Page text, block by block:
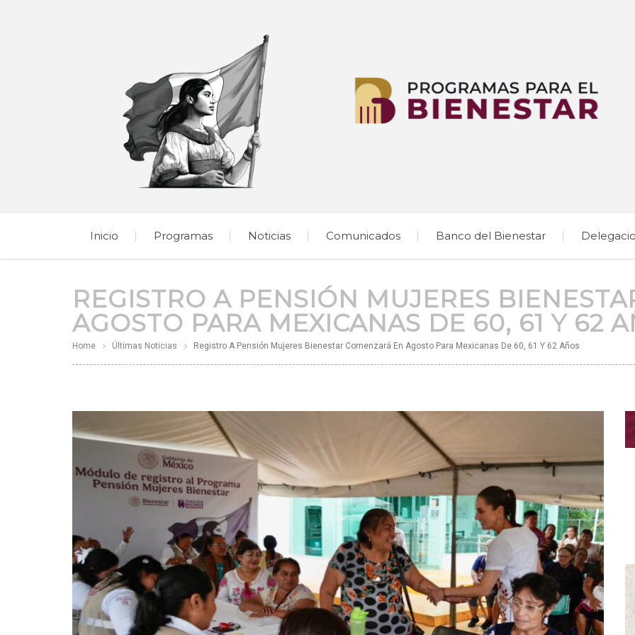
Inicio Programas Noticias Comunicados Banco del Bienestar
REGISTRO A PENSIÓN MUJERES
AGOSTO PARA MEXICANAS DE 60, 61 Y 62
Home Últimas Noticias Registro A Pensión Mujeres Bienestar Comenzará En Agosto Para Mexicanas De 60, 61 Y 62 Años